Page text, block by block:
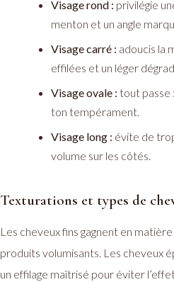
Visage rond : privilégie
menton et un angle
Visage carré : adoucis la
effilées et un léger
Visage ovale : tout passe
ton tempérament.
Visage long : évite de
volume sur les côtés.
Texturations et types de
Les cheveux fins gagnent en
produits volumisants. Les cheveux
un effilage maîtrisé pour éviter l’effet